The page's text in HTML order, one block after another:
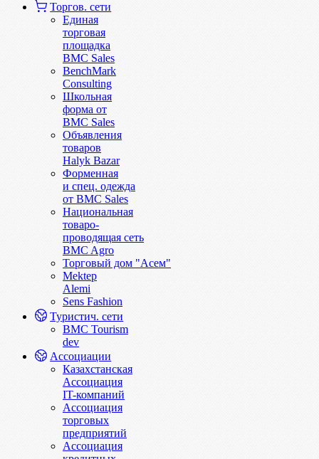
Торгов. сети
Единая
торговая
площадка
BMC Sales
BenchMark
Consulting
Школьная
форма от
BMC Sales
Объявления
товаров
Halyk Bazar
Форменная
и спец. одежда
от BMC Sales
Национальная
товаро-
проводящая сеть
BMC Agro
Торговый дом "Асем"
Mektep
Alemi
Sens Fashion
Туристич. сети
BMC Tourism
dev
Ассоциации
Казахстанская
Ассоциация
IT-компаний
Ассоциация
торговых
предприятий
Ассоциация